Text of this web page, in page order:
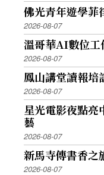
佛光青年遊學
2026-08-07
溫哥華AI數位
2026-08-07
鳳山講堂讀報
2026-08-07
星光電影夜點
藝
2026-08-07
新馬寺傳書香
2026-08-07